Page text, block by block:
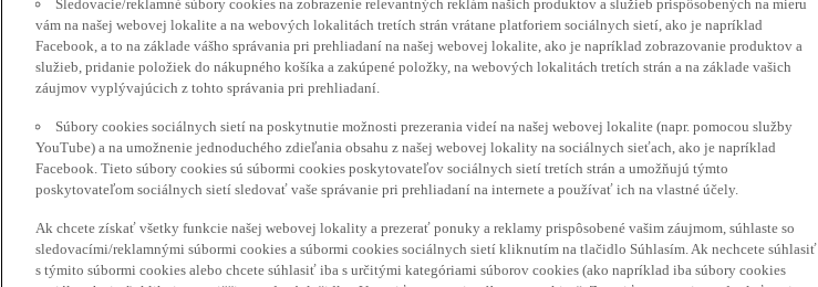
Sledovacie/reklamné súbory cookies na zobrazenie relevantných reklám našich produktov a služieb prispôsobených na mieru
vám na našej webovej lokalite a na webových lokalitách tretích strán vrátane platforiem sociálnych sietí, ako je napríklad
Facebook, a to na základe vášho správania pri prehliadaní na našej webovej lokalite, ako je napríklad zobrazovanie produktov a
služieb, pridanie položiek do nákupného košíka a zakúpené položky, na webových lokalitách tretích strán a na základe vašich
záujmov vyplývajúcich z tohto správania pri prehliadaní.
Súbory cookies sociálnych sietí na poskytnutie možnosti prezerania videí na našej webovej lokalite (napr. pomocou služby
YouTube) a na umožnenie jednoduchého zdieľania obsahu z našej webovej lokality na sociálnych sieťach, ako je napríklad
Facebook. Tieto súbory cookies sú súbormi cookies poskytovateľov sociálnych sietí tretích strán a umožňujú týmto
poskytovateľom sociálnych sietí sledovať vaše správanie pri prehliadaní na internete a používať ich na vlastné účely.
Ak chcete získať všetky funkcie našej webovej lokality a prezerať ponuky a reklamy prispôsobené vašim záujmom, súhlaste so
sledovacími/reklamnými súbormi cookies a súbormi cookies sociálnych sietí kliknutím na tlačidlo Súhlasím. Ak nechcete súhlasiť
s týmito súbormi cookies alebo chcete súhlasiť iba s určitými kategóriami súborov cookies (ako napríklad iba súbory cookies